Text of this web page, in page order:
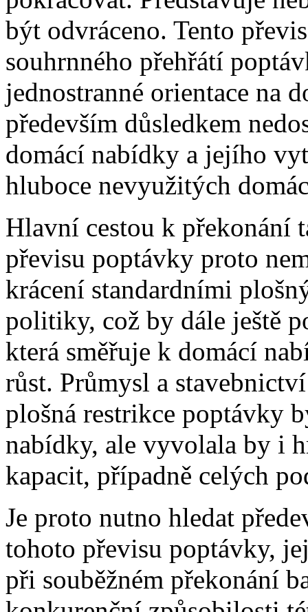
být odvráceno. Tento
souhrnného přehřátí
jednostranné orientace na
především důsledkem
domácí nabídky a jejího
hluboce nevyužitých
Hlavní cestou k překonání
převisu poptávky proto
krácení standardními
politiky, což by dále ještě
která směřuje k domácí
růst. Průmysl a
plošná restrikce poptávky
nabídky, ale vyvolala by i
kapacit, případně celých
Je proto nutno hledat
tohoto převisu poptávky,
při souběžném překonání